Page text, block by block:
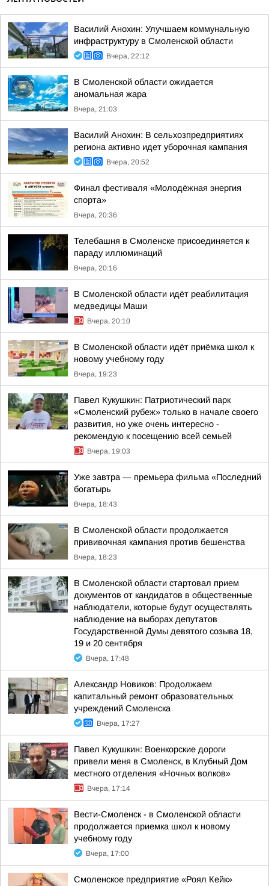
Василий Анохин: Улучшаем коммунальную
инфраструктуру в Смоленской области
Вчера, 22:12
В Смоленской области ожидается
аномальная жара
Вчера, 21:03
Василий Анохин: В сельхозпредприятиях
региона активно идет уборочная кампания
Вчера, 20:52
Финал фестиваля «Молодёжная энергия
спорта»
Вчера, 20:36
Телебашня в Смоленске присоединяется к
параду иллюминаций
Вчера, 20:16
В Смоленской области идёт реабилитация
медведицы Маши
Вчера, 20:10
В Смоленской области идёт приёмка школ к
новому учебному году
Вчера, 19:23
Павел Кукушкин: Патриотический парк
«Смоленский рубеж» только в начале своего
развития, но уже очень интересно -
рекомендую к посещению всей семьей
Вчера, 19:03
Уже завтра — премьера фильма «Последний
богатырь
Вчера, 18:43
В Смоленской области продолжается
прививочная кампания против бешенства
Вчера, 18:23
В Смоленской области стартовал прием
документов от кандидатов в общественные
наблюдатели, которые будут осуществлять
наблюдение на выборах депутатов
Государственной Думы девятого созыва 18,
19 и 20 сентября
Вчера, 17:48
Александр Новиков: Продолжаем
капитальный ремонт образовательных
учреждений Смоленска
Вчера, 17:27
Павел Кукушкин: Военкорские дороги
привели меня в Смоленск, в Клубный Дом
местного отделения «Ночных волков»
Вчера, 17:14
Вести-Смоленск - в Смоленской области
продолжается приемка школ к новому
учебному году
Вчера, 17:00
Смоленское предприятие «Роял Кейк»